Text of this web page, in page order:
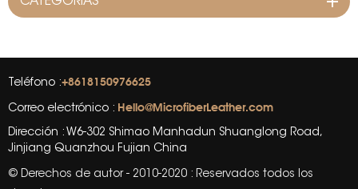
Teléfono :+8618150976625
Correo electrónico : Hello@MicrofiberLeather.com
Dirección : W6-302 Shimao Manhadun Shuanglong Road,
Jinjiang Quanzhou Fujian China
© Derechos de autor - 2010-2020 : Reservados todos los